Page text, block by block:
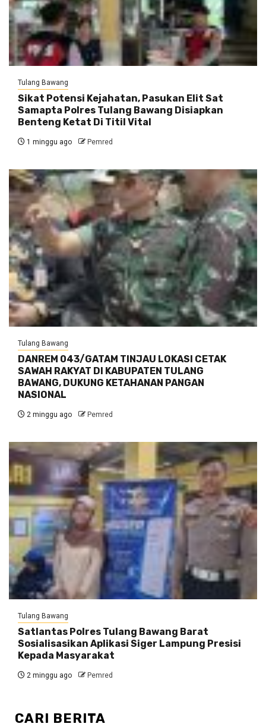
Tulang Bawang
Sikat Potensi Kejahatan, Pasukan Elit Sat
Samapta Polres Tulang Bawang Disiapkan
Benteng Ketat Di Titil Vital
1 minggu ago Pemred
Tulang Bawang
DANREM 043/GATAM TINJAU LOKASI CETAK
SAWAH RAKYAT DI KABUPATEN TULANG
BAWANG, DUKUNG KETAHANAN PANGAN
NASIONAL
2 minggu ago Pemred
Tulang Bawang
Satlantas Polres Tulang Bawang Barat
Sosialisasikan Aplikasi Siger Lampung Presisi
Kepada Masyarakat
2 minggu ago Pemred
CARI BERITA